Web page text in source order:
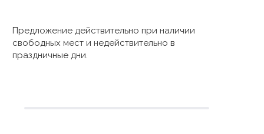
Предложение действительно при наличии
свободных мест и недействительно в
праздничные дни.